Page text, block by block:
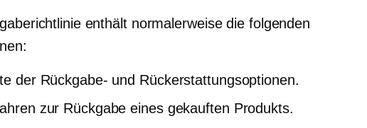
enthält normalerweise die folgenden
der Rückgabe- und Rückerstattungsoptionen.
zur Rückgabe eines gekauften Produkts.